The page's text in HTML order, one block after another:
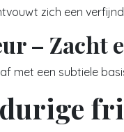
zich een
– Zacht
met een subtiele